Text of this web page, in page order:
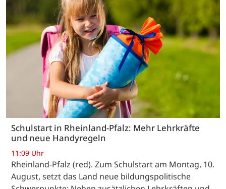
Schulstart in Rheinland-Pfalz: Mehr Lehrkräfte
und neue Handyregeln
11:09 Uhr
Rheinland-Pfalz (red). Zum Schulstart am Montag, 10.
August, setzt das Land neue bildungspolitische